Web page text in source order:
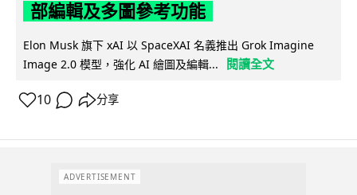
部編輯及多圖參考功能
Elon Musk 旗下 xAI 以 SpaceXAI 名義推出 Grok Imagine
Image 2.0 模型，強化 AI 繪圖及編輯...
閱讀全文
10 分享
ADVERTISEMENT